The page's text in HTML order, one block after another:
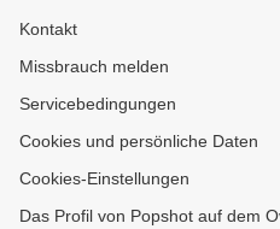
Kontakt
Missbrauch melden
Servicebedingungen
Cookies und persönliche Daten
Cookies-Einstellungen
Das Profil von Popshot auf dem